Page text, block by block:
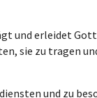
und erleidet
sie zu tragen
und zu